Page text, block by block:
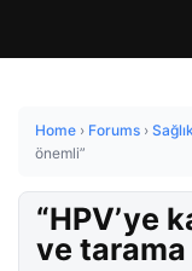
Home › Forums ›
önemli”
“HPV’ye
ve tarama